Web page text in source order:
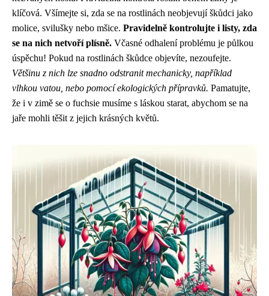
klíčová. Všímejte si, zda se na rostlinách neobjevují škůdci jako
molice, svilušky nebo mšice. Pravidelně kontrolujte i listy, zda
se na nich netvoří plísně. Včasné odhalení problému je půlkou
úspěchu! Pokud na rostlinách škůdce objevíte, nezoufejte.
Většinu z nich lze snadno odstranit mechanicky, například
vlhkou vatou, nebo pomocí ekologických přípravků. Pamatujte,
že i v zimě se o fuchsie musíme s láskou starat, abychom se na
jaře mohli těšit z jejich krásných květů.